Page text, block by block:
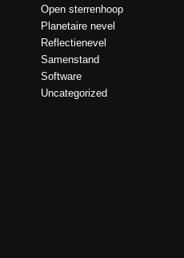
Open sterrenhoop
Planetaire nevel
Reflectienevel
Samenstand
Software
Uncategorized